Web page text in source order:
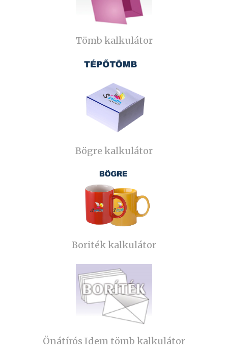
Tömb kalkulátor
Bögre kalkulátor
Boriték kalkulátor
Önátírós Idem tömb kalkulátor